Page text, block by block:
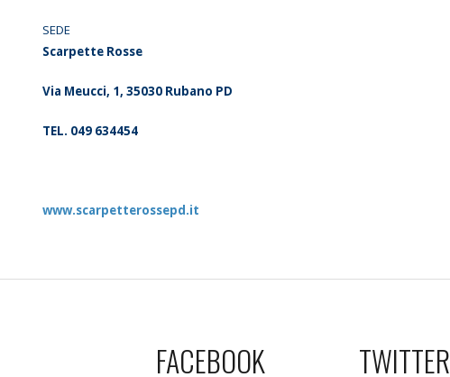
SEDE
Scarpette Rosse
Via Meucci, 1, 35030 Rubano PD
TEL. 049 634454
www.scarpetterossepd.it
FACEBOOK TWITTER